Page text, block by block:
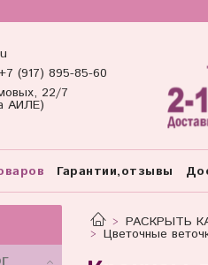
(917) 895-85-60
22/7
АИЛЕ)
Гарантии,отзывы
РАСКРЫТЬ
Цветочные